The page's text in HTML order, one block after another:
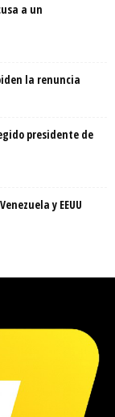
a un
la renuncia
presidente de
y EEUU